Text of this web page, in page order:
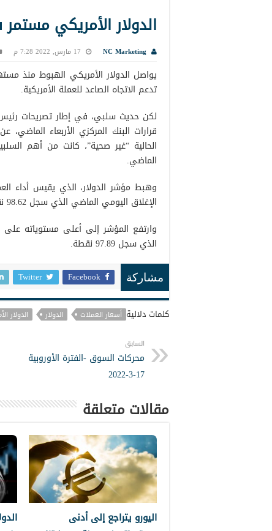
الدولار الأمريكي
NC Marketing 17 مارس, 2022 7:28 م
يواصل الدولار الأمريكي الهبوط منذ
تدعم الاتجاه الصاعد للعملة الأمريكية.
لكن حديث سلبي، في إطار تصريحات
قرارات البنك المركزي الأربعاء
الحالية “غير صحية”، كانت من أهم
الماضي.
الإغلاق اليومي الماضي الذي سجل 98.62 نقطة.
الذي سجل 97.89 نقطة.
مشاركة Facebook
Twitter
كلمات دلالية أسعار العملات الدولار الدولار
السابق
محركات السوق -الفترة الأوروبية
17-3-2022
مقالات متعلقة
اليورو يتراجع إلى أدنى